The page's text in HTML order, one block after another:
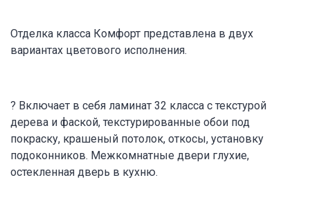
Отделка класса Комфорт представлена в двух
вариантах цветового исполнения.
? Включает в себя ламинат 32 класса с текстурой
дерева и фаской, текстурированные обои под
покраску, крашеный потолок, откосы, установку
подоконников. Межкомнатные двери глухие,
остекленная дверь в кухню.